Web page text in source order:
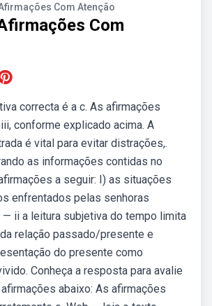
Com Atenção
Com
correcta é a c. As afirmações
conforme explicado acima. A
é vital para evitar distrações,.
as informações contidas no
a seguir: I) as situações
enfrentados pelas senhoras
— ii a leitura subjetiva do tempo limita
relação passado/presente e
do presente como
Conheça a resposta para avalie
abaixo: As afirmações